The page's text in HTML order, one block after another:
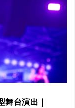
台演出｜